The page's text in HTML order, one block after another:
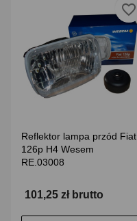
Reflektor lampa przód Fiat
126p H4 Wesem
RE.03008
101,25 zł brutto
favorite_border